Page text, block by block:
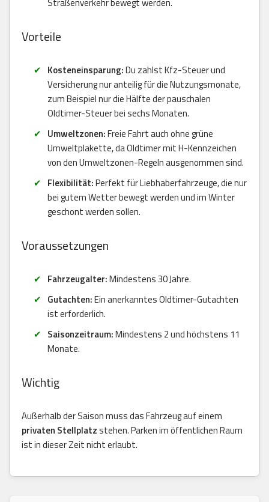
Vorteile
Kosteneinsparung:Du zahlst Kfz-Steuer und
Versicherung nur anteilig für die Nutzungsmonate,
zum Beispiel nur die Hälfte der pauschalen
Oldtimer-Steuer bei sechs Monaten.
Umweltzonen:Freie Fahrt auch ohne grüne
Umweltplakette, da Oldtimer mit H-Kennzeichen
von den Umweltzonen-Regeln ausgenommen sind.
Flexibilität:Perfekt für Liebhaberfahrzeuge, die nur
bei gutem Wetter bewegt werden und im Winter
geschont werden sollen.
Voraussetzungen
Fahrzeugalter:Mindestens 30 Jahre.
Gutachten:Ein anerkanntes Oldtimer-Gutachten
ist erforderlich.
Saisonzeitraum:Mindestens 2 und höchstens 11
Monate.
Wichtig
Außerhalb der Saison muss das Fahrzeug auf einem
privaten Stellplatzstehen. Parken im öffentlichen Raum
ist in dieser Zeit nicht erlaubt.